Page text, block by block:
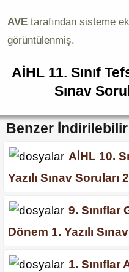
AVE tarafından sisteme
görüntülenmiş.
AİHL 11. Sınıf
Sınav
Benzer
AİHL 10.
Yazılı Sınav Soruları
9.
Dönem 1. Yazılı
1.